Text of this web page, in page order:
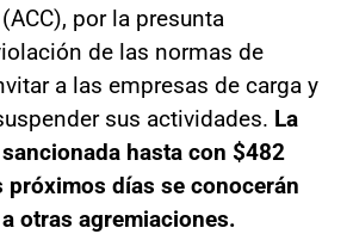
por la presunta
de las normas de
a las empresas de carga y
sus actividades. La
hasta con $482
próximos días se conocerán
otras agremiaciones.